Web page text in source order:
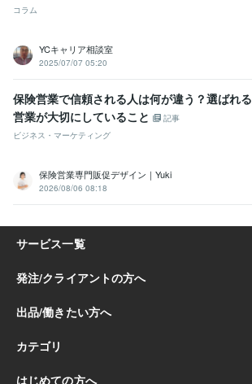
コラム
YCキャリア相談室
2025/07/07 05:20
保険営業で信頼される人は何が違う？選ばれる
営業が大切にしていること
記事
ビジネス・マーケティング
保険営業専門販促デザイン｜Yuki
2026/08/06 08:18